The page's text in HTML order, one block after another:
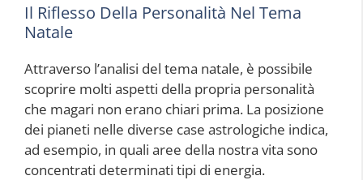
Il Riflesso Della Personalità Nel Tema
Natale
Attraverso l’analisi del tema natale, è possibile
scoprire molti aspetti della propria personalità
che magari non erano chiari prima. La posizione
dei pianeti nelle diverse case astrologiche indica,
ad esempio, in quali aree della nostra vita sono
concentrati determinati tipi di energia.